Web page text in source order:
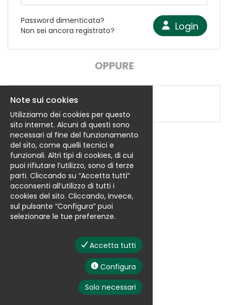
lavoro
il
Login
FR
IT
DE
ES
Login
Password dimenticata?
Non sei ancora registrato?
OPPURE
Note sui cookies
Utilizziamo dei cookies per questo
sito internet. Alcuni di questi sono
necessari al fine del funzionamento
del sito, come quelli tecnici e
funzionali. Altri tipi di cookies, di cui
puoi rifiutare l’utilizzo, sono di terze
parti. Cliccando su “Accetta tutti”
acconsenti all’utilizzo di tutti i
cookies del sito. Cliccando, invece,
sul pulsante “Configura” puoi
selezionare le tue preferenze.
Accetta tutti
Configura
Solo necessari